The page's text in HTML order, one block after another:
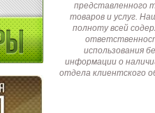
представленного
товаров и услуг.
полноту всей
использования
информации о
отдела клиентского